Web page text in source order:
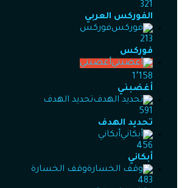
321
الفوركس العربي
فوركس
213
فوركس
أغضبني
1٬158
أغضبني
تحديد الهدف
591
تحديد الهدف
أبكاني
456
أبكاني
وقف الخسارة
483